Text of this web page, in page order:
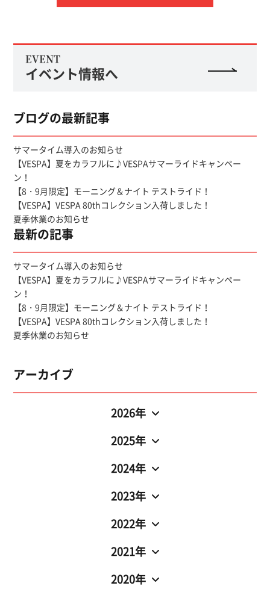
EVENT
イベント情報へ
ブログの最新記事
サマータイム導入のお知らせ
【VESPA】夏をカラフルに♪VESPAサマーライドキャンペー
ン！
【8・9月限定】モーニング＆ナイト テストライド！
【VESPA】VESPA 80thコレクション入荷しました！
夏季休業のお知らせ
最新の記事
サマータイム導入のお知らせ
【VESPA】夏をカラフルに♪VESPAサマーライドキャンペー
ン！
【8・9月限定】モーニング＆ナイト テストライド！
【VESPA】VESPA 80thコレクション入荷しました！
夏季休業のお知らせ
アーカイブ
2026年
2025年
2024年
2023年
2022年
2021年
2020年